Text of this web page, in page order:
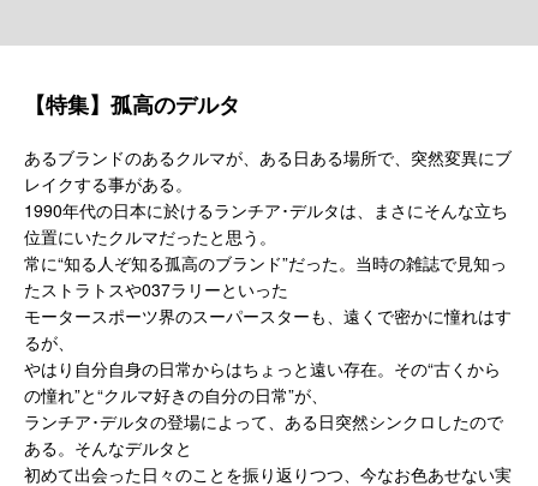
【特集】孤高のデルタ
あるブランドのあるクルマが、ある日ある場所で、突然変異にブ
レイクする事がある。
1990年代の日本に於けるランチア･デルタは、まさにそんな立ち
位置にいたクルマだったと思う。
常に“知る人ぞ知る孤高のブランド”だった。当時の雑誌で見知っ
たストラトスや037ラリーといった
モータースポーツ界のスーパースターも、遠くで密かに憧れはす
るが、
やはり自分自身の日常からはちょっと遠い存在。その“古くから
の憧れ”と“クルマ好きの自分の日常”が、
ランチア･デルタの登場によって、ある日突然シンクロしたので
ある。そんなデルタと
初めて出会った日々のことを振り返りつつ、今なお色あせない実